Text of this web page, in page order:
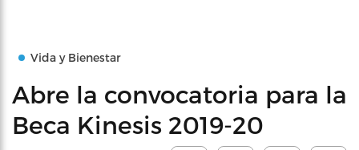
Vida y Bienestar
Abre la convocatoria para la
Beca Kinesis 2019-20